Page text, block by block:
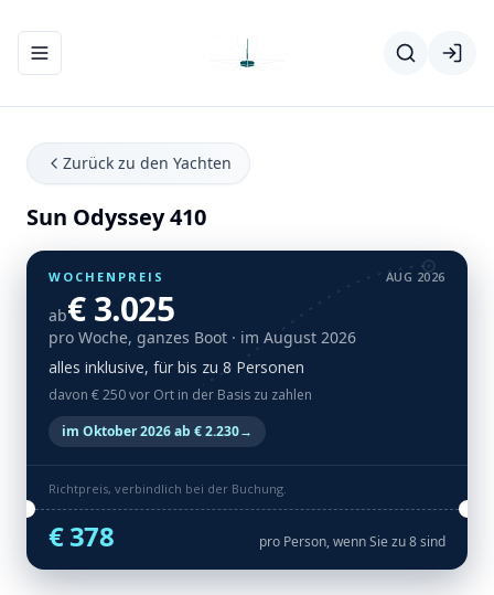
Navigationsmenü ein-/ausblenden
Zurück zu den Yachten
Sun Odyssey 410
WOCHENPREIS AUG 2026
ab€ 3.025
pro Woche, ganzes Boot · im August 2026
alles inklusive, für bis zu 8 Personen
davon € 250 vor Ort in der Basis zu zahlen
im Oktober 2026 ab € 2.230→
Richtpreis, verbindlich bei der Buchung.
€ 378 pro Person, wenn Sie zu 8 sind